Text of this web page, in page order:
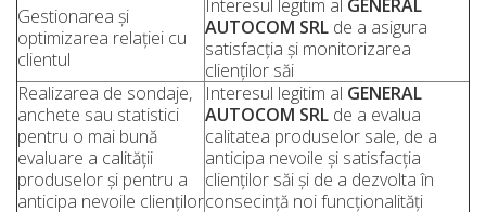
Gestionarea și
optimizarea relației cu
clientul
Interesul legitim al GENERAL
AUTOCOM SRL de a asigura
satisfacția și monitorizarea
clienților săi
Realizarea de sondaje,
anchete sau statistici
pentru o mai bună
evaluare a calității
produselor și pentru a
anticipa nevoile clienților
Interesul legitim al GENERAL
AUTOCOM SRL de a evalua
calitatea produselor sale, de a
anticipa nevoile și satisfacția
clienților săi și de a dezvolta în
consecință noi funcționalități